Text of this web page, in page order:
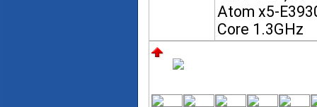
Atom x5-
Core 1.3GHz